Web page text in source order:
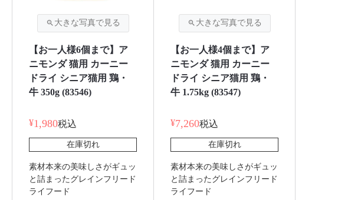
【お一人様6個まで】ア
ニモンダ 猫用 カーニー
ドライ シニア猫用 鶏・
牛 350g (83546)
¥1,980税込
在庫切れ
素材本来の美味しさがギュッ
と詰まったグレインフリード
ライフード
【お一人様4個まで】ア
ニモンダ 猫用 カーニー
ドライ シニア猫用 鶏・
牛 1.75kg (83547)
¥7,260税込
在庫切れ
素材本来の美味しさがギュッ
と詰まったグレインフリード
ライフード